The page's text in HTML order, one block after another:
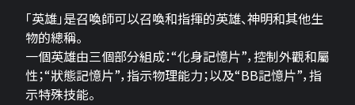
「英雄」是召喚師可以召喚和指揮的英雄、神明和其他生
物的總稱。
一個英雄由三個部分組成：“化身記憶片”，控制外觀和屬
性；“狀態記憶片”，指示物理能力；以及“BB記憶片”，指
示特殊技能。